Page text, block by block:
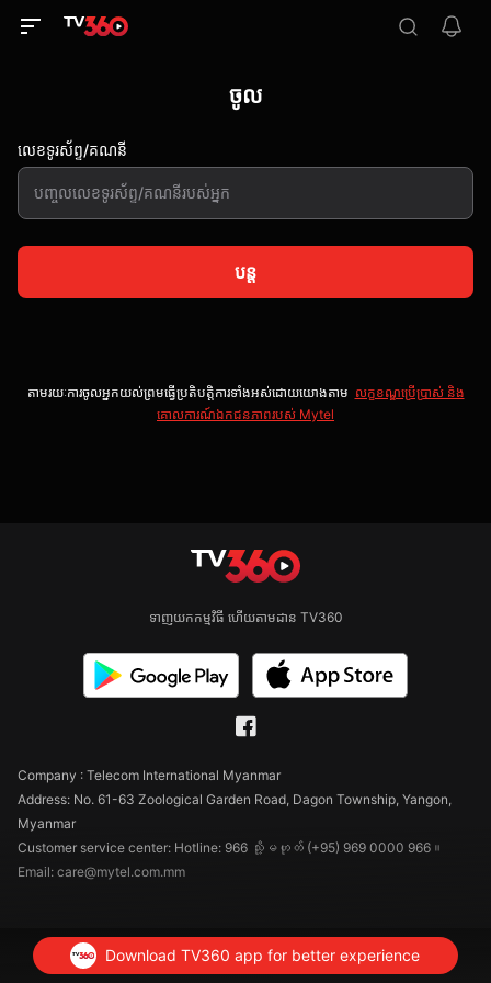
ចូល
លេខទូរស័ព្ទ/គណនី
បន្ត
តាមរយៈការចូលអ្នកយល់ព្រមធ្វើប្រតិបត្តិការទាំងអស់ដោយយោងតាម លក្ខខណ្ឌប្រើប្រាស់ និង
គោលការណ៍ឯកជនភាពរបស់ Mytel
ទាញយកកម្មវិធី ហើយតាមដាន TV360
Company : Telecom International Myanmar
Address: No. 61-63 Zoological Garden Road, Dagon Township, Yangon,
Myanmar
Customer service center: Hotline: 966 သို့မဟုတ် (+95) 969 0000 966။
Email: care@mytel.com.mm
Download TV360 app for better experience